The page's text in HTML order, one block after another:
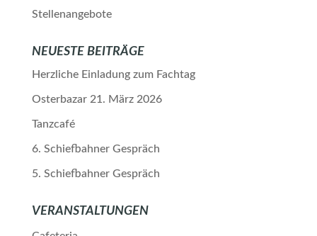
Stellenangebote
NEUESTE BEITRÄGE
Herzliche Einladung zum Fachtag
Osterbazar 21. März 2026
Tanzcafé
6. Schiefbahner Gespräch
5. Schiefbahner Gespräch
VERANSTALTUNGEN